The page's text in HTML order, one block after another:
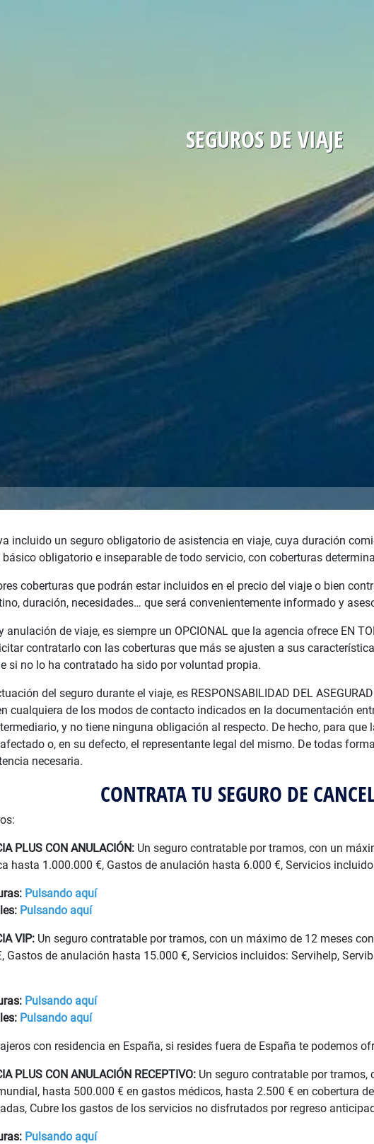
SEGUROS DE VIAJE
incluido un seguro obligatorio de asistencia en viaje, cuya duración
obligatorio e inseparable de todo servicio, con coberturas
coberturas que podrán estar incluidos en el precio del viaje o bien
duración, necesidades… que será convenientemente informado y
anulación de viaje, es siempre un OPCIONAL que la agencia ofrece EN
contratarlo con las coberturas que más se ajusten a sus
si no lo ha contratado ha sido por voluntad propia.
del seguro durante el viaje, es RESPONSABILIDAD DEL
en cualquiera de los modos de contacto indicados en la documentación
y no tiene ninguna obligación al respecto. De hecho, para
o, en su defecto, el representante legal del mismo. De todas
necesaria.
CONTRATA TU SEGURO DE
PLUS CON ANULACIÓN: Un seguro contratable por tramos, con un
hasta 1.000.000 €, Gastos de anulación hasta 6.000 €, Servicios
Pulsando aquí
Pulsando aquí
VIP: Un seguro contratable por tramos, con un máximo de 12 meses
Gastos de anulación hasta 15.000 €, Servicios incluidos: Servihelp,
Pulsando aquí
Pulsando aquí
con residencia en España, si resides fuera de España te podemos
PLUS CON ANULACIÓN RECEPTIVO: Un seguro contratable por
hasta 500.000 € en gastos médicos, hasta 2.500 € en cobertura
Cubre los gastos de los servicios no disfrutados por regreso
Pulsando aquí